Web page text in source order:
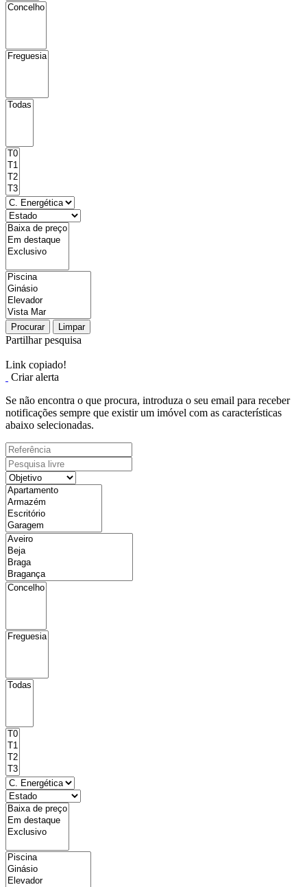
Procurar Limpar
Partilhar pesquisa
Link copiado!
Criar alerta
Se não encontra o que procura, introduza o seu email para receber
notificações sempre que existir um imóvel com as características
abaixo selecionadas.